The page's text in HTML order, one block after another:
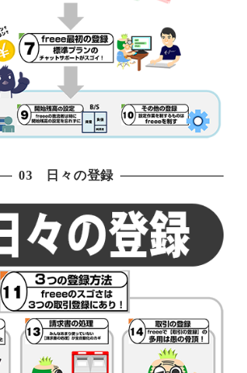
03 日々の登録